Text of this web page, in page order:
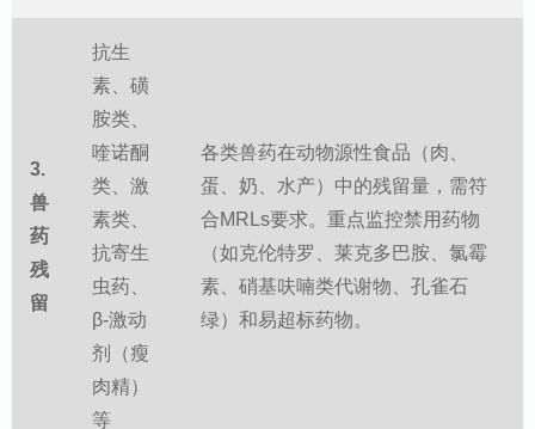
3.
兽
药
残
留
抗生
素、磺
胺类、
喹诺酮
类、激
素类、
抗寄生
虫药、
β-激动
剂（瘦
肉精）
等
各类兽药在动物源性食品（肉、
蛋、奶、水产）中的残留量，需符
合MRLs要求。重点监控禁用药物
（如克伦特罗、莱克多巴胺、氯霉
素、硝基呋喃类代谢物、孔雀石
绿）和易超标药物。